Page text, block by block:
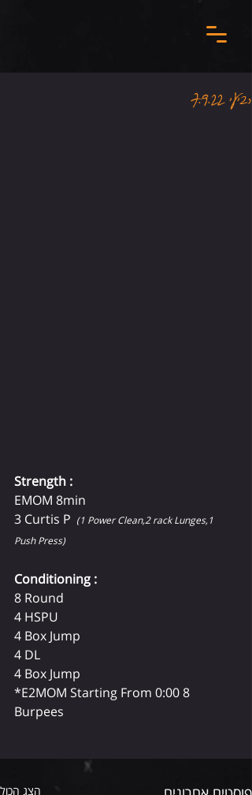
רביעי 7.9.22
Strength :
EMOM 8min
3 Curtis P (1 Power Clean,2 rack Lunges,1
Push Press)
Conditioning :
8 Round
4 HSPU
4 Box Jump
4 DL
4 Box Jump
*E2MOM Starting From 0:00 8
Burpees
הצג הכול